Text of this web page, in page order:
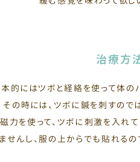
治療方
的にはツボと経絡を使って体の
その時には、ツボに鍼を刺すのでは
力を使って、ツボに刺激を入れ
せんし、服の上からでも貼れる